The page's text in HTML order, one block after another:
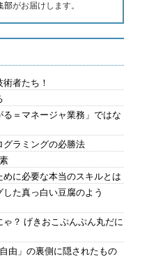
部がお届けします。
者たち！
る＝マネージャ業務」ではな
グラミングの必勝法
に必要な本当のスキルとは
た真っ白い豆腐のよう
？ げきおこぷんぷん丸だに
由」の裏側に隠されたもの